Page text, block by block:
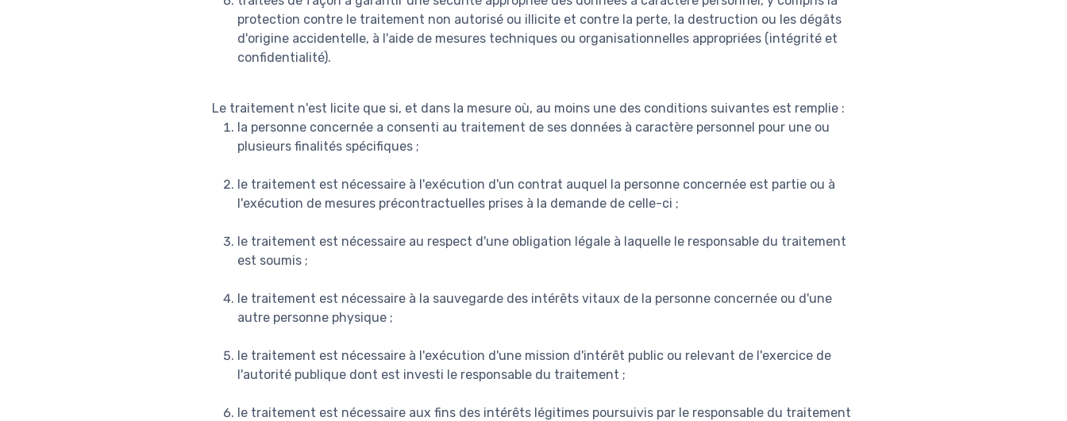
protection contre le traitement non autorisé ou illicite et contre la perte, la destruction ou les dégâts
d'origine accidentelle, à l'aide de mesures techniques ou organisationnelles appropriées (intégrité et
confidentialité).
Le traitement n'est licite que si, et dans la mesure où, au moins une des conditions suivantes est remplie :
la personne concernée a consenti au traitement de ses données à caractère personnel pour une ou
plusieurs finalités spécifiques ;
le traitement est nécessaire à l'exécution d'un contrat auquel la personne concernée est partie ou à
l'exécution de mesures précontractuelles prises à la demande de celle-ci ;
le traitement est nécessaire au respect d'une obligation légale à laquelle le responsable du traitement
est soumis ;
le traitement est nécessaire à la sauvegarde des intérêts vitaux de la personne concernée ou d'une
autre personne physique ;
le traitement est nécessaire à l'exécution d'une mission d'intérêt public ou relevant de l'exercice de
l'autorité publique dont est investi le responsable du traitement ;
le traitement est nécessaire aux fins des intérêts légitimes poursuivis par le responsable du traitement